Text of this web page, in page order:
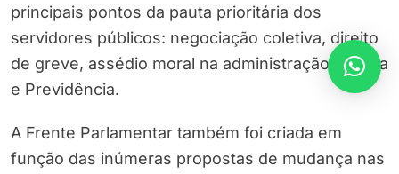
principais pontos da pauta prioritária dos
servidores públicos: negociação coletiva, direito
de greve, assédio moral na administração pública
e Previdência.
A Frente Parlamentar também foi criada em
função das inúmeras propostas de mudança nas